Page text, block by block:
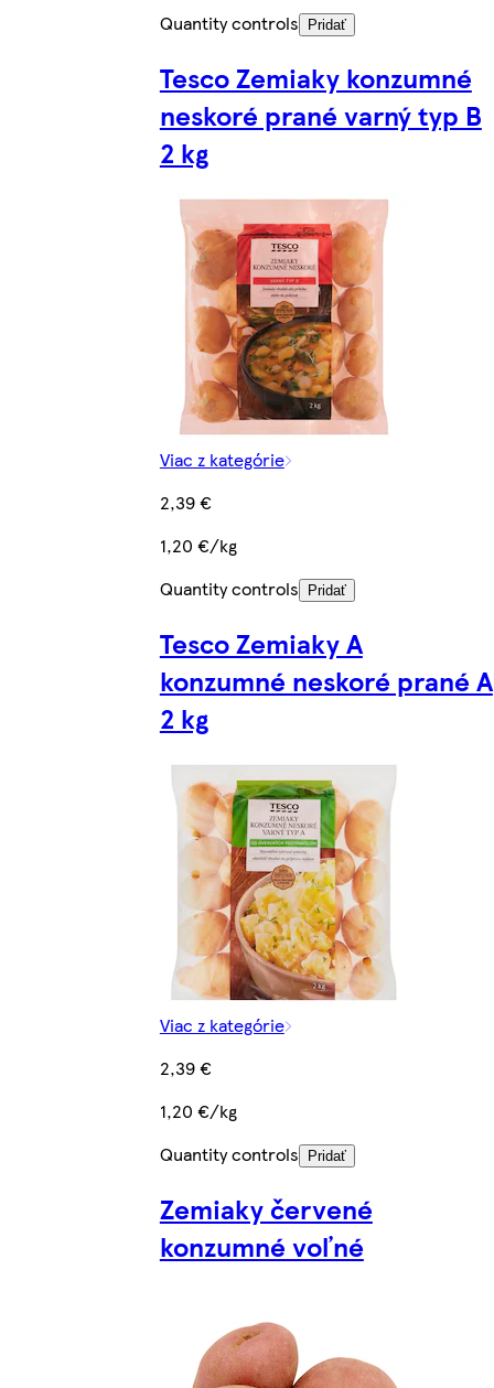
Quantity controls
Pridať
Tesco Zemiaky konzumné
neskoré prané varný typ B
2 kg
Viac z kategórie
2,39 €
1,20 €/kg
Quantity controls
Pridať
Tesco Zemiaky A
konzumné neskoré prané A
2 kg
Viac z kategórie
2,39 €
1,20 €/kg
Quantity controls
Pridať
Zemiaky červené
konzumné voľné